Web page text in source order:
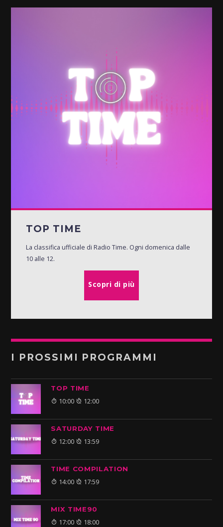
TOP TIME
La classifica ufficiale di Radio Time. Ogni domenica dalle
10 alle 12.
Scopri di più
I PROSSIMI PROGRAMMI
TOP TIME
10:00 12:00
SATURDAY TIME
12:00 13:59
TIME COMPILATION
14:00 17:59
MIX TIME90
17:00 18:00